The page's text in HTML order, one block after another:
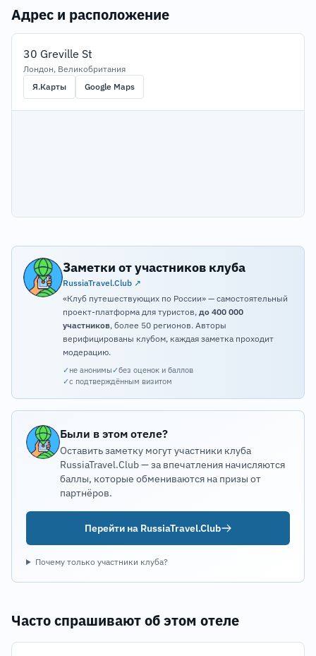
Адрес и расположение
30 Greville St
Лондон, Великобритания
Я.Карты
Google Maps
Заметки от участников клуба
RussiaTravel.Club ↗
«Клуб путешествующих по России» — самостоятельный
проект-платформа для туристов, до 400 000
участников, более 50 регионов. Авторы
верифицированы клубом, каждая заметка проходит
модерацию.
✓не анонимы✓без оценок и баллов
✓с подтверждённым визитом
Были в этом отеле?
Оставить заметку могут участники клуба
RussiaTravel.Club — за впечатления начисляются
баллы, которые обмениваются на призы от
партнёров.
Перейти на RussiaTravel.Club
Почему только участники клуба?
Часто спрашивают об этом отеле